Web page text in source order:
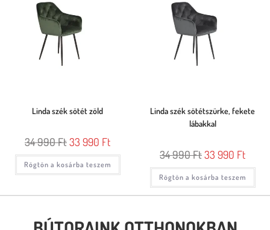
Linda szék sötét zöld
34 990Ft33 990 Ft
Rögtön a kosárba teszem
Linda szék sötétszürke, fekete
lábakkal
34 990Ft33 990 Ft
Rögtön a kosárba teszem